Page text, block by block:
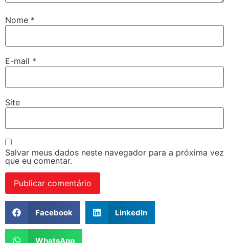
Nome *
E-mail *
Site
Salvar meus dados neste navegador para a próxima vez
que eu comentar.
Facebook LinkedIn
WhatsApp